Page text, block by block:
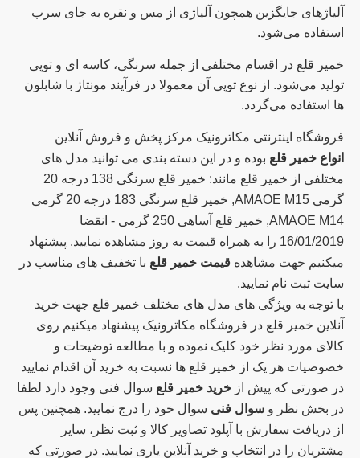
آلیاژهای جایگزین همچون آلیاژی از مس و نقره به جای سرب
استفاده می‌شود.
خمیر قلع در اقسام مختلفی از جمله سرنگی، کاسه ای و توپی
تولید می‌شود. از نوع توپی آن معمولا در فرآیند مونتاژ با شابلون
ها استفاده می‌گردد.
فروشگاه اینترنتی مکاترونیک مرکز پخش و فروش آنلاین
انواع خمیر قلع بوده و در این دسته بندی می توانید مدل های
مختلفی از خمیر قلع مانند: خمیر قلع سرنگی 138 درجه 20
گرمی AMAOE M15, خمیر قلع سرنگی 183 درجه 20 گرمی
AMAOE M14, خمیر قلع آساهی 250 گرمی - انقضا
16/01/2019 را به همراه قیمت به روز مشاهده نمایید. پیشنهاد
میکنیم جهت مشاهده قیمت خمیر قلع با تخفیف های مناسب در
سایت ثبت نام نمایید.
با توجه به ویژگی های مدل های مختلف خمیر قلع جهت خرید
آنلاین خمیر قلع در فروشگاه مکاترونیک پیشنهاد میکنیم روی
کالای مورد نظر خود کلیک نموده و با مطالعه توضیحات و
خصوصیات هر یک از خمیر قلع ها نسبت به خرید آن اقدام نمایید
در صورتی که پیش از خرید خمیر قلع سوال فنی وجود دارد لطفا
در بخش نظر و سوال فنی سوال خود را درج نمایید. همچنین پس
از دریافت سفارش با آپلود تصاویر کالا و ثبت نظر، سایر
مشتریان را در انتخاب و خرید آنلاین یاری نمایید. در صورتی که